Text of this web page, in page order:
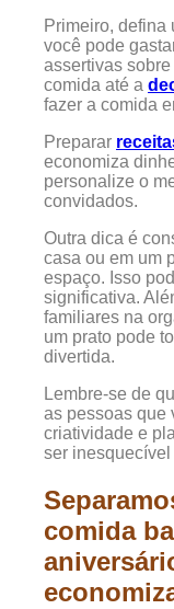
Primeiro, defina
você pode
assertivas
comida até a
fazer a comida
Preparar
economiza
personalize o
convidados.
Outra dica é
casa ou em um
espaço. Isso
significativa.
familiares na
um prato pode
divertida.
Lembre-se de
as pessoas que
criatividade e
ser
comida